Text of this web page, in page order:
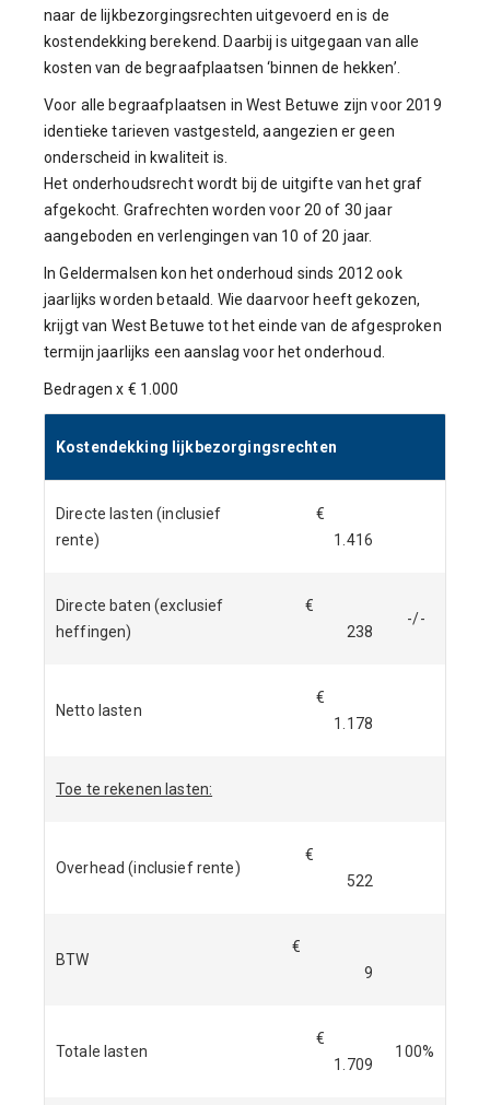
naar de lijkbezorgingsrechten uitgevoerd en is de
kostendekking berekend. Daarbij is uitgegaan van alle
kosten van de begraafplaatsen ‘binnen de hekken’.
Voor alle begraafplaatsen in West Betuwe zijn voor 2019
identieke tarieven vastgesteld, aangezien er geen
onderscheid in kwaliteit is.
Het onderhoudsrecht wordt bij de uitgifte van het graf
afgekocht. Grafrechten worden voor 20 of 30 jaar
aangeboden en verlengingen van 10 of 20 jaar.
In Geldermalsen kon het onderhoud sinds 2012 ook
jaarlijks worden betaald. Wie daarvoor heeft gekozen,
krijgt van West Betuwe tot het einde van de afgesproken
termijn jaarlijks een aanslag voor het onderhoud.
Bedragen x € 1.000
Kostendekking lijkbezorgingsrechten
Directe lasten (inclusief
rente)
€
1.416
Directe baten (exclusief
heffingen)
€
238
-/-
Netto lasten
€
1.178
Toe te rekenen lasten:
Overhead (inclusief rente)
€
522
BTW
€
9
Totale lasten
€
1.709
100%